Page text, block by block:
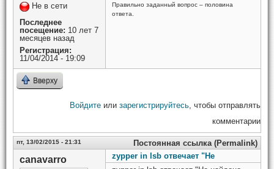
Не в сети
Последнее
посещение: 10 лет 7
месяцев назад
Регистрация:
11/04/2014 - 19:09
Правильно заданный вопрос – половина
ответа.
Вверху
Войдите или зарегистрируйтесь, чтобы отправлять
комментарии
пт, 13/02/2015 - 21:31 Постоянная ссылка (Permalink)
canavarro
zypper in lsb отвечает "Не